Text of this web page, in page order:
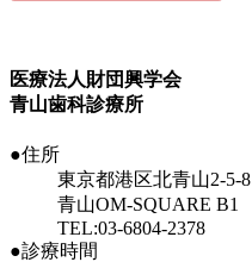
医療法人財団興学会
青山歯科診療所
●住所
東京都港区北青山2-5-8
青山OM-SQUARE B1
TEL:03-6804-2378
●診療時間